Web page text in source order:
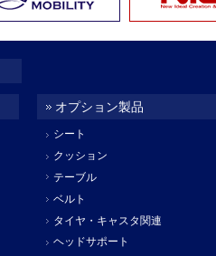
オプション製品
シート
クッション
テーブル
ベルト
タイヤ・キャスタ関連
ヘッドサポート